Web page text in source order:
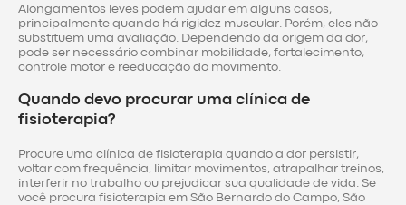
Alongamentos leves podem ajudar em alguns casos,
principalmente quando há rigidez muscular. Porém, eles não
substituem uma avaliação. Dependendo da origem da dor,
pode ser necessário combinar mobilidade, fortalecimento,
controle motor e reeducação do movimento.
Quando devo procurar uma clínica de
fisioterapia?
Procure uma clínica de fisioterapia quando a dor persistir,
voltar com frequência, limitar movimentos, atrapalhar treinos,
interferir no trabalho ou prejudicar sua qualidade de vida. Se
você procura fisioterapia em São Bernardo do Campo, São